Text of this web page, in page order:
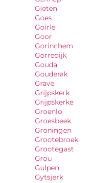
Gieten
Goes
Goirle
Goor
Gorinchem
Gorredijk
Gouda
Gouderak
Grave
Grijpskerk
Grijpskerke
Groenlo
Groesbeek
Groningen
Grootebroek
Grootegast
Grou
Gulpen
Gytsjerk